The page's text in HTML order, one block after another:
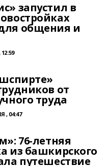
запустил в
общения и
от
труда
, 04:47
76-летняя
из башкирского
путешествие